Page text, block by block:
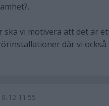
ska vi motivera att det är
där vi
12 11:55